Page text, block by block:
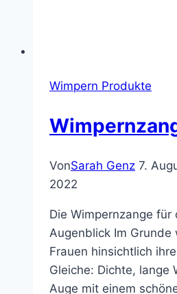
Wimpern Produkte
VonSarah Genz 7.
2022
Die Wimpernzange für
Augenblick Im Grunde
Frauen hinsichtlich
Gleiche: Dichte, lange
Auge mit einem